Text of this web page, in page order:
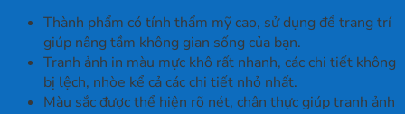
Thành phẩm có tính thẩm mỹ cao, sử dụng để trang trí
giúp nâng tầm không gian sống của bạn.
Tranh ảnh in màu mực khô rất nhanh, các chi tiết không
bị lệch, nhòe kể cả các chi tiết nhỏ nhất.
Màu sắc được thể hiện rõ nét, chân thực giúp tranh ảnh